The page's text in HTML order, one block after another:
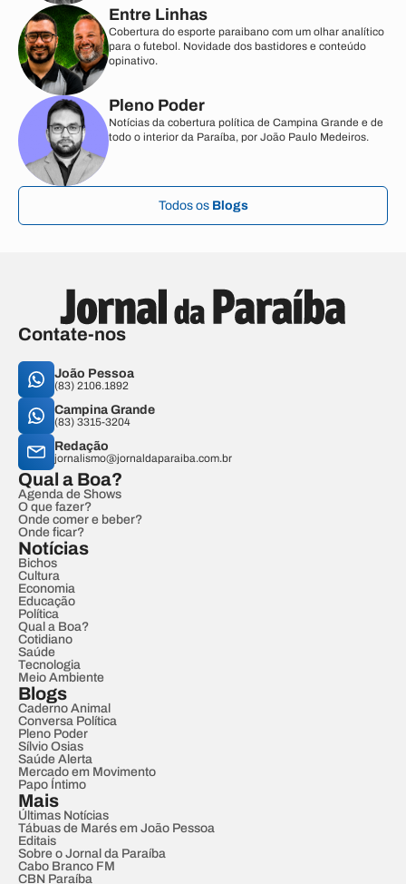
Entre Linhas
Cobertura do esporte paraibano com um olhar analítico
para o futebol. Novidade dos bastidores e conteúdo
opinativo.
Pleno Poder
Notícias da cobertura política de Campina Grande e de
todo o interior da Paraíba, por João Paulo Medeiros.
Todos os Blogs
Contate-nos
João Pessoa
(83) 2106.1892
Campina Grande
(83) 3315-3204
Redação
jornalismo@jornaldaparaiba.com.br
Qual a Boa?
Agenda de Shows
O que fazer?
Onde comer e beber?
Onde ficar?
Notícias
Bichos
Cultura
Economia
Educação
Política
Qual a Boa?
Cotidiano
Saúde
Tecnologia
Meio Ambiente
Blogs
Caderno Animal
Conversa Política
Pleno Poder
Sílvio Osias
Saúde Alerta
Mercado em Movimento
Papo Íntimo
Mais
Últimas Notícias
Tábuas de Marés em João Pessoa
Editais
Sobre o Jornal da Paraíba
Cabo Branco FM
CBN Paraíba